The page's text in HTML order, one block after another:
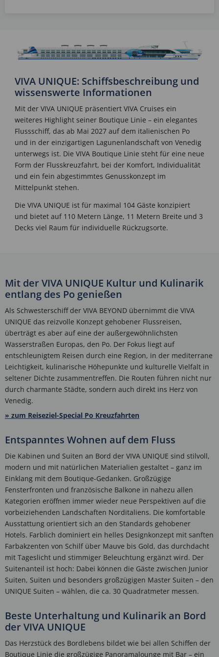
VIVA UNIQUE: Schiffsbeschreibung und
wissenswerte Informationen
Mit der VIVA UNIQUE präsentiert VIVA Cruises ein
weiteres Highlight seiner Boutique Linie – ein elegantes
Flussschiff, das ab Mai 2027 auf dem italienischen Po
und in der einzigartigen Lagunenlandschaft von Venedig
unterwegs ist. Die VIVA Boutique Linie steht für eine neue
Form der Flusskreuzfahrt, bei der Komfort, Individualität
und ein fein abgestimmtes Genusskonzept im
Mittelpunkt stehen.
Die VIVA UNIQUE ist für maximal 104 Gäste konzipiert
und bietet auf 110 Metern Länge, 11 Metern Breite und 3
Decks viel Raum für individuelle Rückzugsorte.
Mit der VIVA UNIQUE Kultur und Kulinarik
entlang des Po genießen
Als Schwesterschiff der VIVA BEYOND übernimmt die VIVA
UNIQUE das reizvolle Konzept gehobener Flussreisen,
überträgt es aber auf eine der außergewöhnlichsten
Wasserstraßen Europas, den Po. Der Fokus liegt auf
entschleunigtem Reisen durch eine Region, in der mediterrane
Leichtigkeit, kulinarische Höhepunkte und kulturelle Vielfalt in
seltener Dichte zusammentreffen. Die Routen führen nicht nur
durch charmante Städte, sondern auch direkt ins Herz von
Venedig.
» zum Reiseziel-Special Po Kreuzfahrten
Entspanntes Wohnen auf dem Fluss
Die Kabinen und Suiten an Bord der VIVA UNIQUE sind stilvoll,
modern und mit natürlichen Materialien gestaltet – ganz im
Einklang mit dem Boutique-Gedanken. Großzügige
Fensterfronten und französische Balkone in nahezu allen
Kategorien eröffnen immer wieder neue Perspektiven auf die
vorbeiziehenden Landschaften Norditaliens. Die komfortable
Ausstattung orientiert sich an den Standards gehobener
Hotels. Farblich dominiert ein helles Designkonzept mit sanften
Farbakzenten von Schilf über Mauve bis Gold, das durchdacht
mit Tageslicht und stimmiger Beleuchtung ergänzt wird. Der
Suitenanteil ist hoch: Dabei können die Gäste zwischen Junior
Suiten, Suiten und besonders großzügigen Master Suiten – den
UNIQUE Suiten – wählen, die ca. 30 Quadratmeter messen.
Beste Unterhaltung und Kulinarik an Bord
der VIVA UNIQUE
Das Herzstück des Bordlebens bildet wie bei allen Schiffen der
Boutique Linie die großzügige Panoramalounge mit Bar – ein